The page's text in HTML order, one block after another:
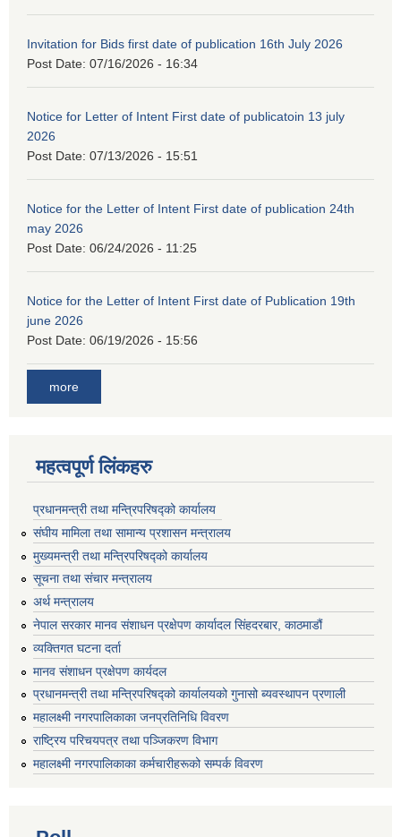
Invitation for Bids first date of publication 16th July 2026
Post Date: 07/16/2026 - 16:34
Notice for Letter of Intent First date of publicatoin 13 july
2026
Post Date: 07/13/2026 - 15:51
Notice for the Letter of Intent First date of publication 24th
may 2026
Post Date: 06/24/2026 - 11:25
Notice for the Letter of Intent First date of Publication 19th
june 2026
Post Date: 06/19/2026 - 15:56
more
महत्वपूर्ण लिंकहरु
प्रधानमन्त्री तथा मन्त्रिपरिषद्को कार्यालय
संघीय मामिला तथा सामान्य प्रशासन मन्त्रालय
मुख्यमन्त्री तथा मन्त्रिपरिषद्को कार्यालय
सूचना तथा संचार मन्त्रालय
अर्थ मन्त्रालय
नेपाल सरकार मानव संशाधन प्रक्षेपण कार्यादल सिंहदरबार, काठमाडौं
व्यक्तिगत घटना दर्ता
मानव संशाधन प्रक्षेपण कार्यदल
प्रधानमन्त्री तथा मन्त्रिपरिषद्को कार्यालयको गुनासो ब्यवस्थापन प्रणाली
महालक्ष्मी नगरपालिकाका जनप्रतिनिधि विवरण
राष्ट्रिय परिचयपत्र तथा पञ्जिकरण विभाग
महालक्ष्मी नगरपालिकाका कर्मचारीहरूको सम्पर्क विवरण